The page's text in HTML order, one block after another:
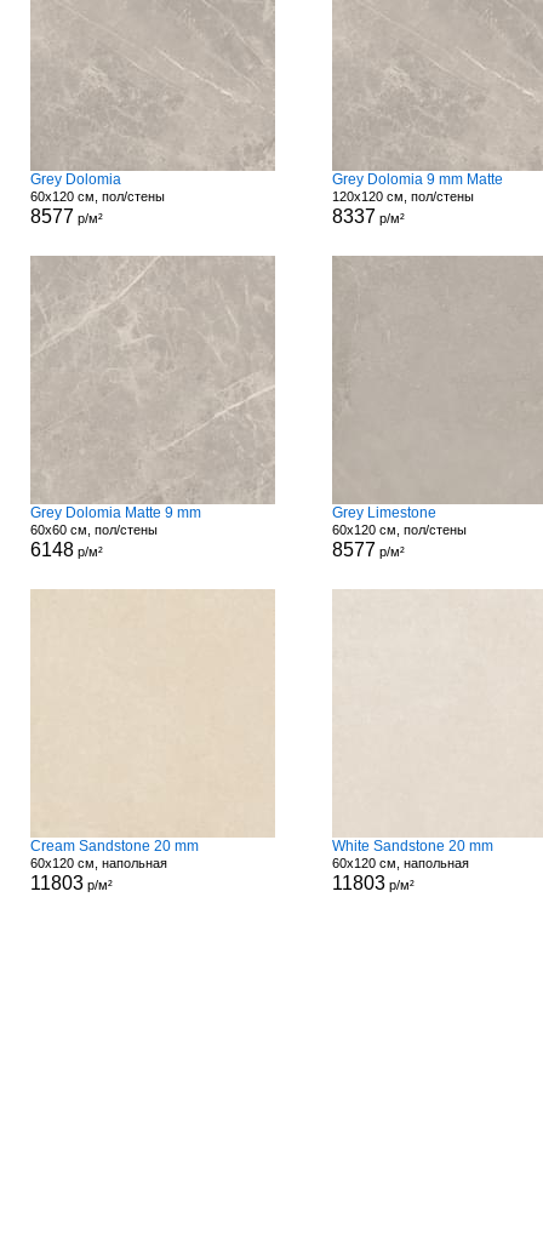
Grey Dolomia
60x120 см, пол/стены
8577 р/м²
Grey Dolomia 9 mm Matte
120x120 см, пол/стены
8337 р/м²
Grey Dolomia Matte 9 mm
60x60 см, пол/стены
6148 р/м²
Grey Limestone
60x120 см, пол/стены
8577 р/м²
Cream Sandstone 20 mm
60x120 см, напольная
11803 р/м²
White Sandstone 20 mm
60x120 см, напольная
11803 р/м²